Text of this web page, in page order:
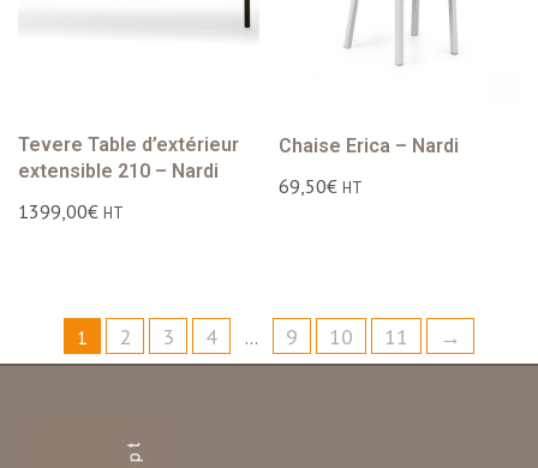
Tevere Table d’extérieur
extensible 210 – Nardi
1399,00€ HT
Chaise Erica – Nardi
69,50€ HT
1 2 3 4 … 9 10 11 →